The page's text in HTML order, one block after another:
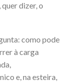
dizer, o
como pode
à carga
e, na esteira,